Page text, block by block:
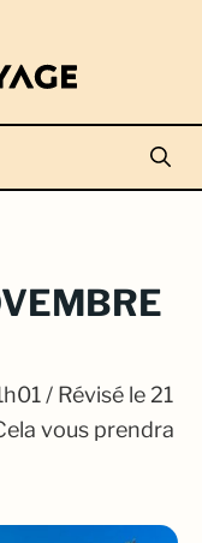
/ Révisé le 21
vous prendra